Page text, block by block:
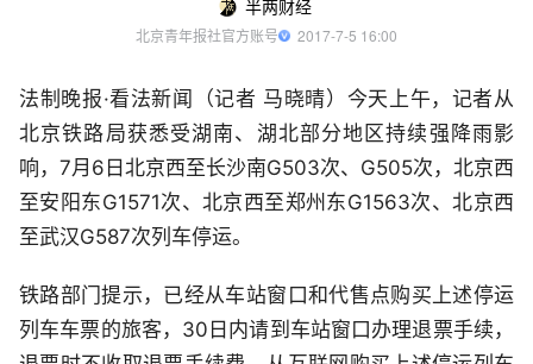
半两财经
北京青年报社官方账号
  2017-7-5 16:00
法制晚报·看法新闻（记者 马晓晴）今天上午，记者从
北京铁路局获悉受湖南、湖北部分地区持续强降雨影
响，7月6日北京西至长沙南G503次、G505次，北京西
至安阳东G1571次、北京西至郑州东G1563次、北京西
至武汉G587次列车停运。
铁路部门提示，已经从车站窗口和代售点购买上述停运
列车车票的旅客，30日内请到车站窗口办理退票手续，